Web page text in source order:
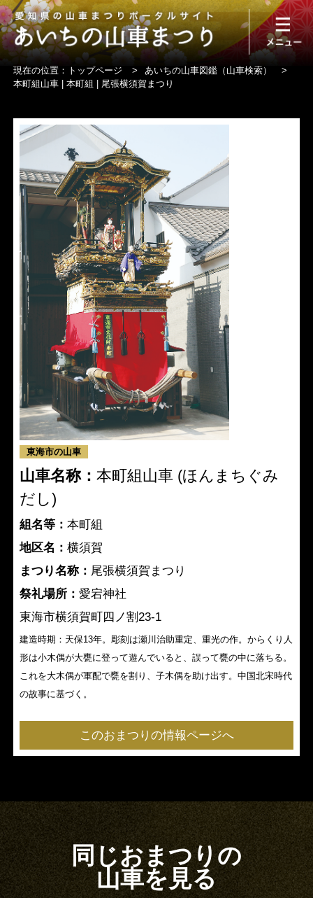
現在の位置： トップページ > あいちの山車図鑑（山車検索）
>
本町組山車 | 本町組 | 尾張横須賀まつり
東海市の山車
山車名称： 本町組山車 (ほんまちぐみ
だし)
組名等： 本町組
地区名： 横須賀
まつり名称： 尾張横須賀まつり
祭礼場所： 愛宕神社
東海市横須賀町四ノ割23-1
建造時期：天保13年。彫刻は瀬川治助重定、重光の作。からくり人
形は小木偶が大甕に登って遊んでいると、誤って甕の中に落ちる。
これを大木偶が軍配で甕を割り、子木偶を助け出す。中国北宋時代
の故事に基づく。
このおまつりの情報ページへ
同じおまつりの
山車を見る